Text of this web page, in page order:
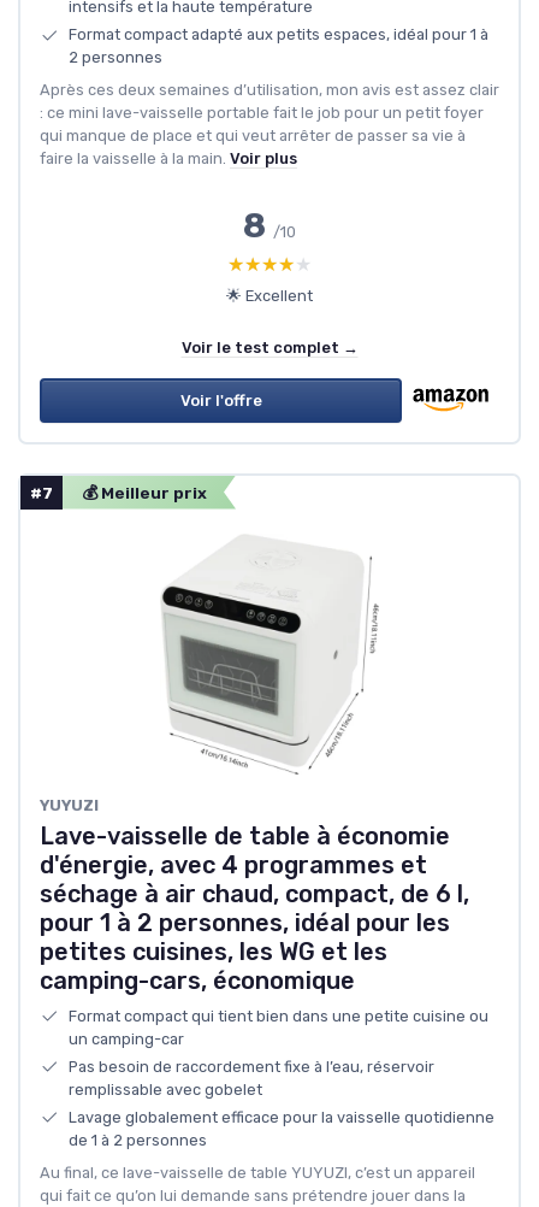
intensifs et la haute température
Format compact adapté aux petits espaces, idéal pour 1 à
2 personnes
Après ces deux semaines d’utilisation, mon avis est assez clair
: ce mini lave-vaisselle portable fait le job pour un petit foyer
qui manque de place et qui veut arrêter de passer sa vie à
faire la vaisselle à la main. Voir plus
8 /10
★★★★★
★★★★★
🌟 Excellent
Voir le test complet →
Voir l'offre
#7 💰 Meilleur prix
YUYUZI
Lave-vaisselle de table à économie
d'énergie, avec 4 programmes et
séchage à air chaud, compact, de 6 l,
pour 1 à 2 personnes, idéal pour les
petites cuisines, les WG et les
camping-cars, économique
Format compact qui tient bien dans une petite cuisine ou
un camping-car
Pas besoin de raccordement fixe à l’eau, réservoir
remplissable avec gobelet
Lavage globalement efficace pour la vaisselle quotidienne
de 1 à 2 personnes
Au final, ce lave-vaisselle de table YUYUZI, c’est un appareil
qui fait ce qu’on lui demande sans prétendre jouer dans la